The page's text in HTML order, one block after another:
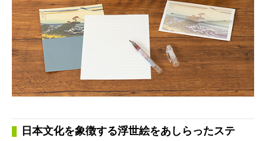
日本文化を象徴する浮世絵をあしらったステ